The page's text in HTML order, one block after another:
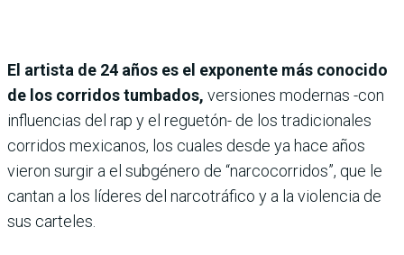
El artista de 24 años es el exponente más conocido
de los corridos tumbados, versiones modernas -con
influencias del rap y el reguetón- de los tradicionales
corridos mexicanos, los cuales desde ya hace años
vieron surgir a el subgénero de “narcocorridos”, que le
cantan a los líderes del narcotráfico y a la violencia de
sus carteles.